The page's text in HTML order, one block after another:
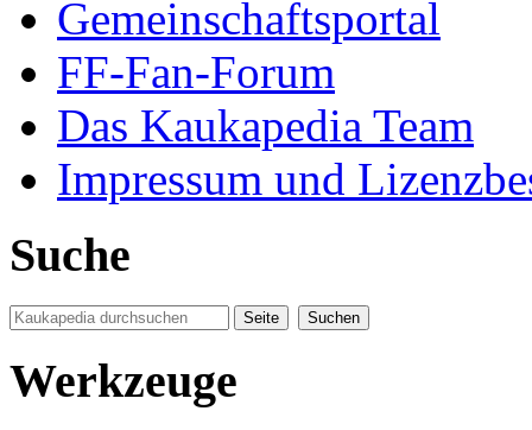
Gemeinschaftsportal
FF-Fan-Forum
Das Kaukapedia Team
Impressum und
Suche
Werkzeuge